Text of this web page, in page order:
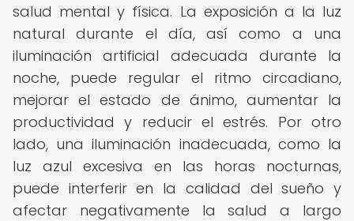
salud mental y física. La exposición a la luz
natural durante el día, así como a una
iluminación artificial adecuada durante la
noche, puede regular el ritmo circadiano,
mejorar el estado de ánimo, aumentar la
productividad y reducir el estrés. Por otro
lado, una iluminación inadecuada, como la
luz azul excesiva en las horas nocturnas,
puede interferir en la calidad del sueño y
afectar negativamente la salud a largo